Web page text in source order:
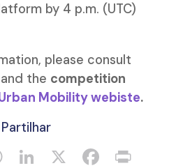
by 4 p.m. (UTC)
please consult
and the competition
Mobility webiste.
Partilhar